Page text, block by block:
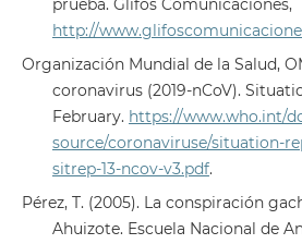
prueba. Glifos Comunicaciones,
http://
Organización Mundial de la Salud,
coronavirus (2019-nCoV).
February. https://www.who.int/
source/coronaviruse/situation-
sitrep-13-ncov-v3.pdf.
Pérez, T. (2005). La conspiración
Ahuizote. Escuela Nacional de